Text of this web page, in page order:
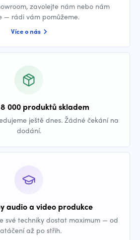
zavolejte nám nebo nám
— rádi vám pomůžeme.
Více o nás
000 produktů skladem
ještě dnes. Žádné čekání na
dodání.
audio a video produkce
své techniky dostat maximum — od
až po střih.